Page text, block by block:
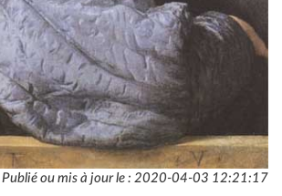
Publié ou mis à jour le : 2020-04-03 12:21:17